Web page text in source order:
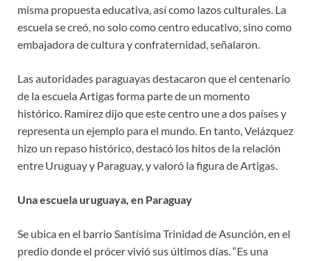
misma propuesta educativa, así como lazos culturales. La
escuela se creó, no solo como centro educativo, sino como
embajadora de cultura y confraternidad, señalaron.
Las autoridades paraguayas destacaron que el centenario
de la escuela Artigas forma parte de un momento
histórico. Ramírez dijo que este centro une a dos países y
representa un ejemplo para el mundo. En tanto, Velázquez
hizo un repaso histórico, destacó los hitos de la relación
entre Uruguay y Paraguay, y valoró la figura de Artigas.
Una escuela uruguaya, en Paraguay
Se ubica en el barrio Santísima Trinidad de Asunción, en el
predio donde el prócer vivió sus últimos días. “Es una